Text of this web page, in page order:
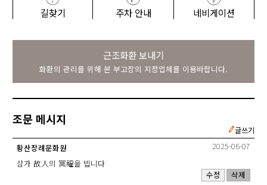
길찾기 주차 안내 네비게이션
근조화환 보내기
화환의 관리를 위해 본 부고장의 지정업체를 이용바랍니다.
조문 메시지
글쓰기
황산장례문화원
2025-06-07
삼가 故人의 冥福을 빕니다
수정
삭제